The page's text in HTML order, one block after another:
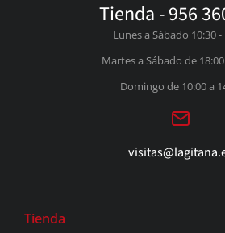
Tienda - 956
Lunes a Sábado 10:30 -
Martes a Sábado de
Domingo de 10:00 a
Tienda